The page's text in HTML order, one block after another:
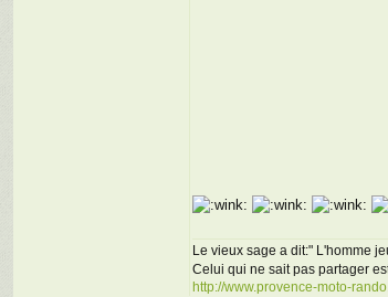
Le vieux sage a dit:" L'homme
Celui qui ne sait pas partager
http://www.provence-moto-